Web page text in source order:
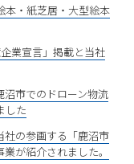
本・紙芝居・大型絵本
業宣言」掲載と当社
沼市でのドローン物流
した
社の参画する「鹿沼市
が紹介されました。